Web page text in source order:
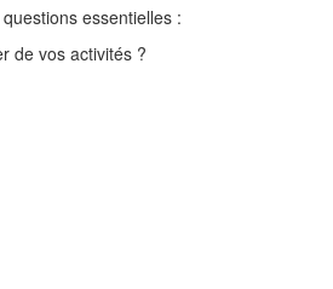
essentielles :
de vos activités ?